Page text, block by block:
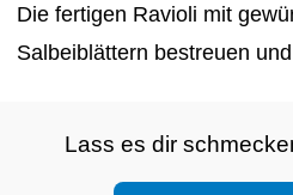
Die fertigen Ravioli mit
Salbeiblättern bestreuen
Lass es dir